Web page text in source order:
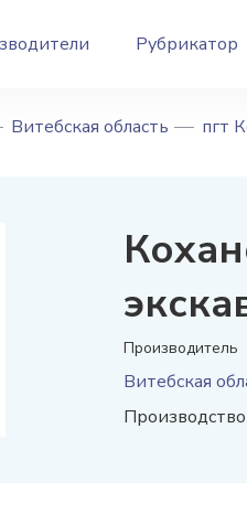
Рубрикатор
Витебская область пгт
Производитель
Витебская